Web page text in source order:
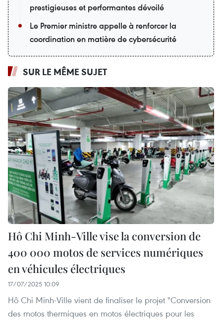
prestigieuses et performantes dévoilé
Le Premier ministre appelle à renforcer la
coordination en matière de cybersécurité
SUR LE MÊME SUJET
Hô Chi Minh-Ville vise la conversion de
400 000 motos de services numériques
en véhicules électriques
17/07/2025 10:09
Hô Chi Minh-Ville vient de finaliser le projet "Conversion
des motos thermiques en motos électriques pour les